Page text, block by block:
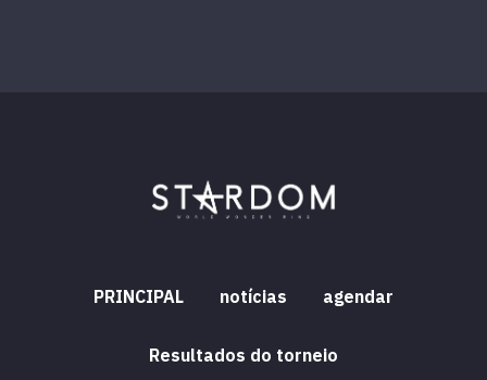
PRINCIPAL notícias agendar
Resultados do torneio